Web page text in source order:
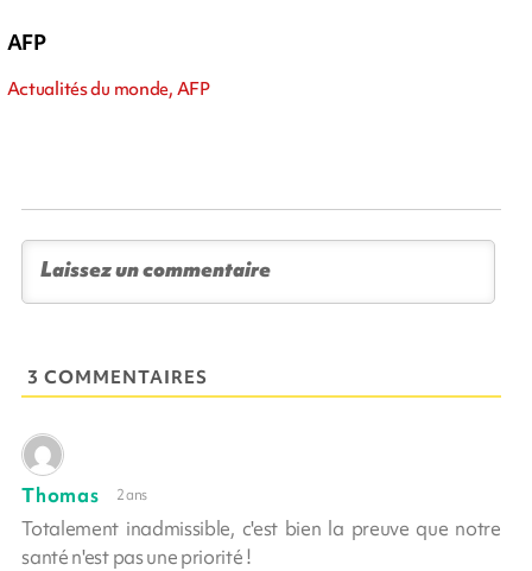
AFP
Actualités du monde, AFP
3 COMMENTAIRES
Thomas 2 ans
Totalement inadmissible, c'est bien la preuve que notre
santé n'est pas une priorité !